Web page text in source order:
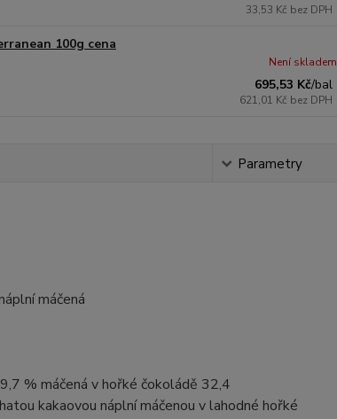
33,53 Kč bez DPH
100g cena
695,53 Kč/bal
621,01 Kč bez DPH
Není skladem
Parametry
máčená
% máčená v hořké čokoládě 32,4
kakaovou náplní máčenou v lahodné hořké